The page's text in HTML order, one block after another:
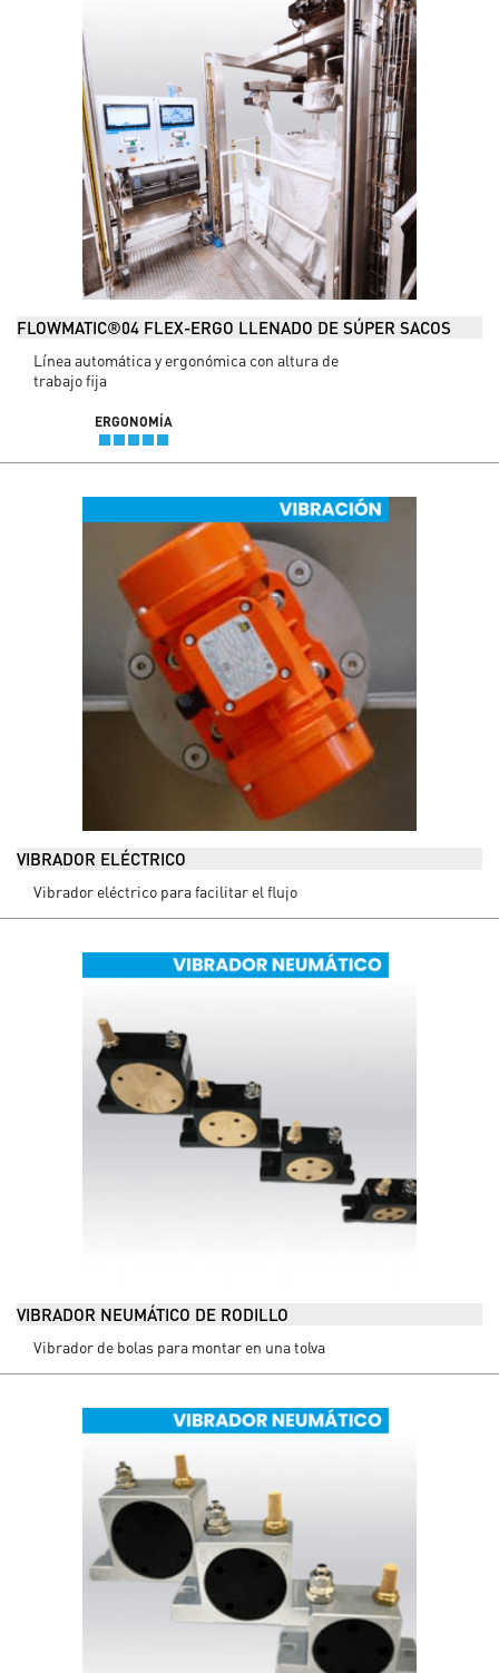
FLOWMATIC®04 FLEX-ERGO LLENADO DE SÚPER SACOS
Línea automática y ergonómica con altura de
trabajo fija
ERGONOMÍA
VIBRADOR ELÉCTRICO
Vibrador eléctrico para facilitar el flujo
VIBRADOR NEUMÁTICO DE RODILLO
Vibrador de bolas para montar en una tolva